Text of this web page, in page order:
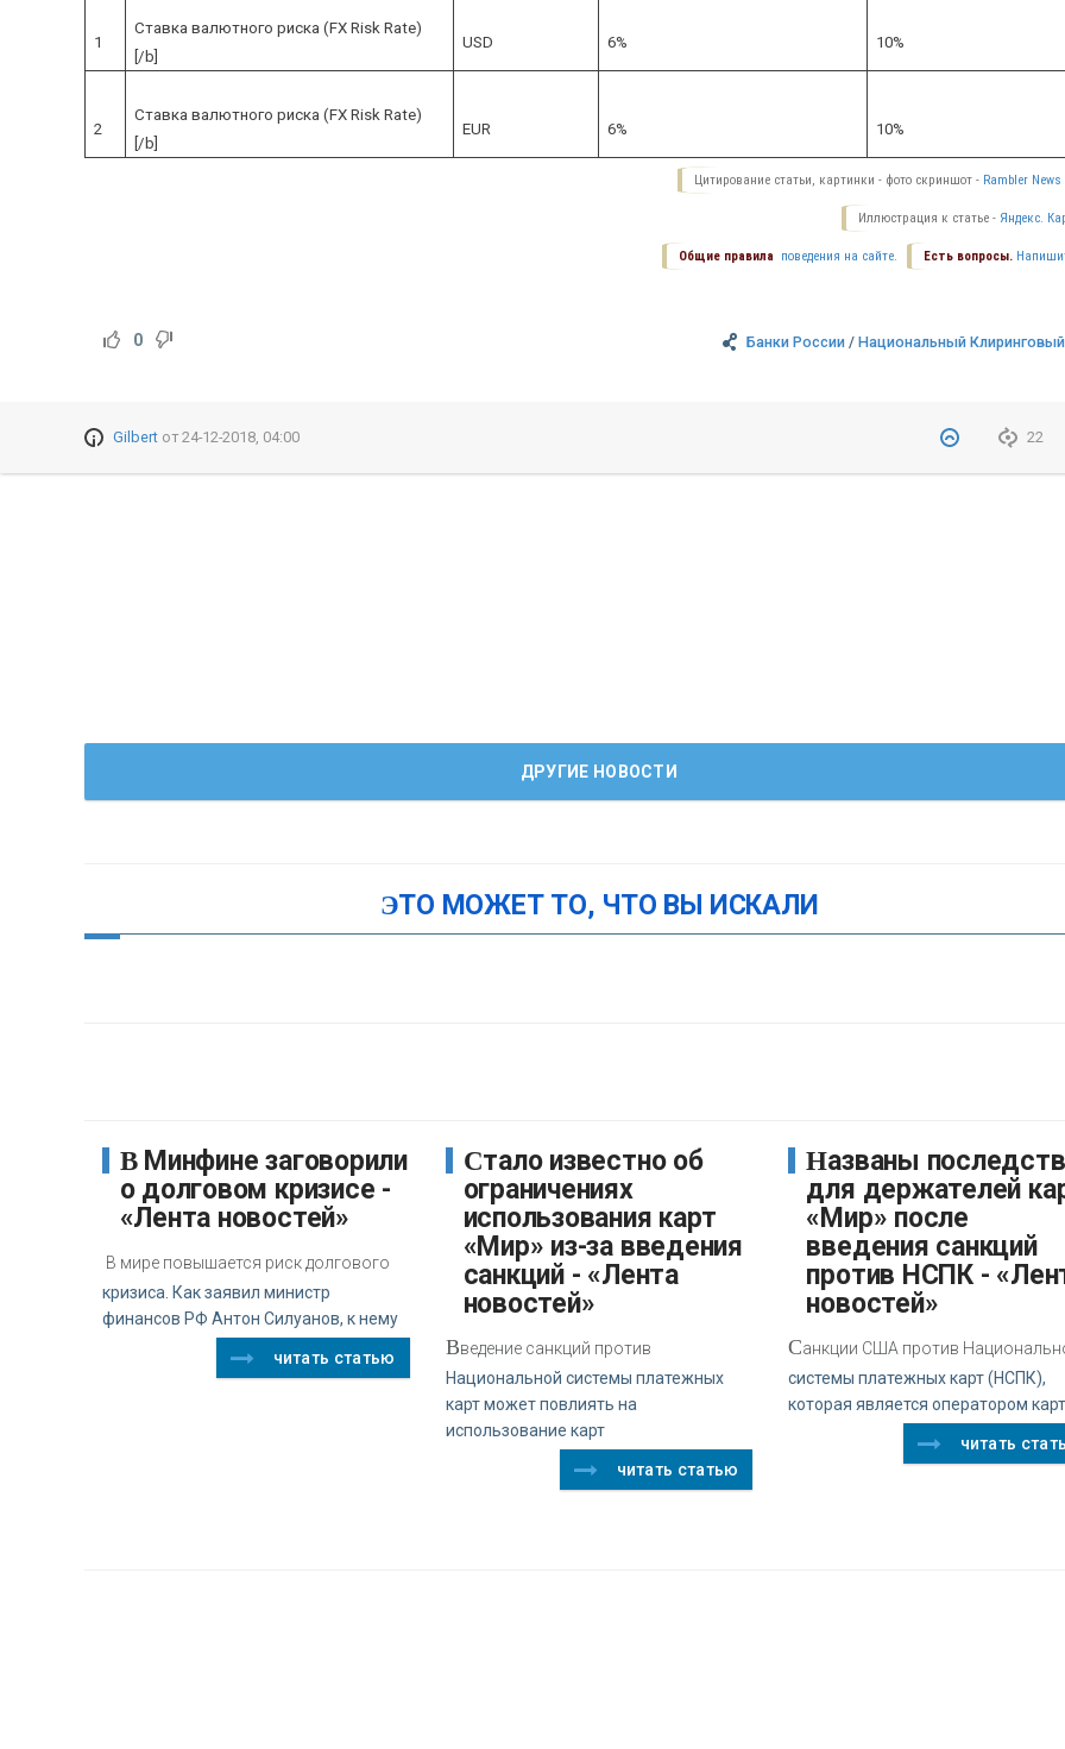
1
Ставка валютного риска (FX Risk Rate)
[/b]
USD 6% 10%
2
Ставка валютного риска (FX Risk Rate)
[/b]
EUR 6% 10%
Цитирование статьи, картинки - фото скриншот - Rambler News
Иллюстрация к статье - Яндекс.
Есть вопросы.
Общие правила поведения на сайте.
Банки России /Национальный
0
22
Gilbertот 24-12-2018, 04:00
ДРУГИЕ НОВОСТИ
ЭТО МОЖЕТ ТО, ЧТО ВЫ ИСКАЛИ
В Минфине заговорили
о долговом кризисе -
«Лента новостей»
В мире повышается риск долгового
кризиса. Как заявил министр
финансов РФ Антон Силуанов, к нему
читать статью
Стало известно об
ограничениях
использования карт
«Мир» из-за введения
санкций - «Лента
новостей»
Введение санкций против
Национальной системы платежных
карт может повлиять на
использование карт
читать статью
Названы последствия
для держателей
«Мир» после
введения санкций
против НСПК -
новостей»
Санкции США против
системы платежных карт (НСПК),
которая является оператором карт
читать